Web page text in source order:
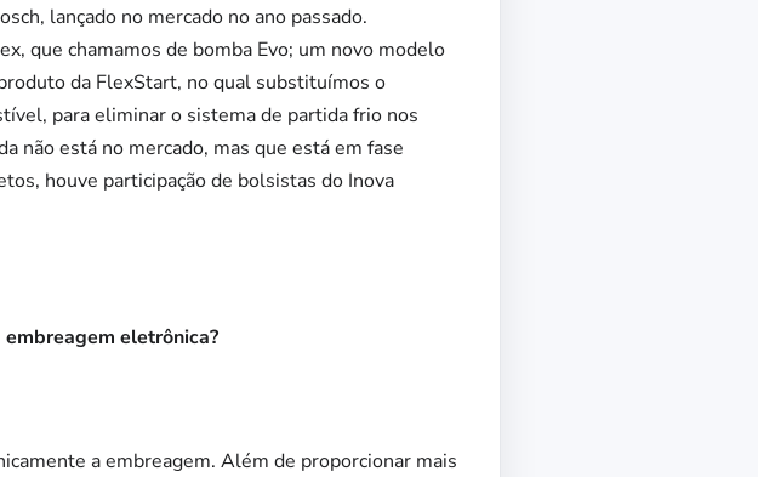
lançado no mercado no ano passado.
que chamamos de bomba Evo; um novo modelo
da FlexStart, no qual substituímos o
para eliminar o sistema de partida frio nos
não está no mercado, mas que está em fase
houve participação de bolsistas do Inova
embreagem eletrônica?
a embreagem. Além de proporcionar mais